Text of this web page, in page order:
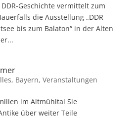
Geschichte vermittelt zum
die Ausstellung „DDR
bis zum Balaton“ in der Alten
, Bayern, Veranstaltungen
im Altmühltal Sie
über weiter Teile